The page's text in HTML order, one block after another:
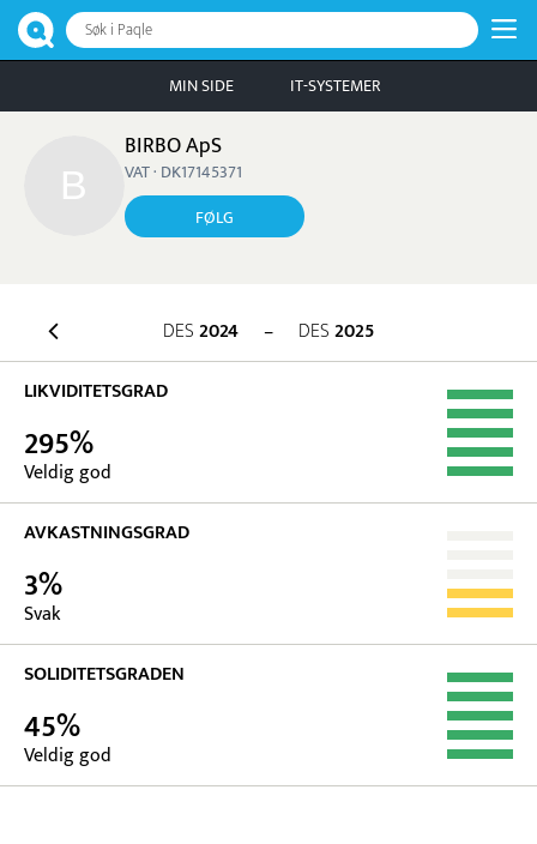
Søk i Paqle
MIN SIDE IT-SYSTEMER
BIRBO ApS
VAT · DK17145371
FØLG
DES2024 – DES2025
LIKVIDITETSGRAD
295%
Veldig god
AVKASTNINGSGRAD
3%
Svak
SOLIDITETSGRADEN
45%
Veldig god